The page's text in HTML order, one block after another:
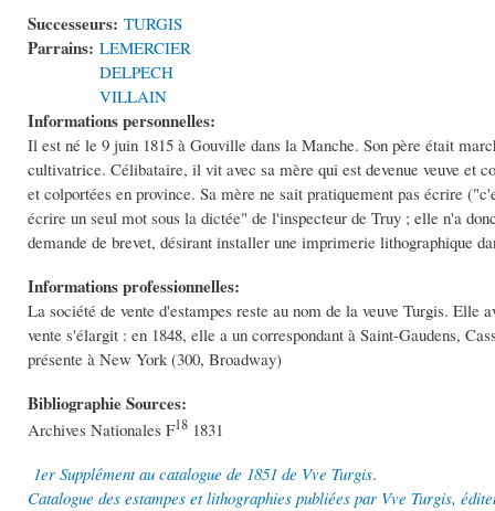
Successeurs: TURGIS
Parrains: LEMERCIER
DELPECH
VILLAIN
Informations personnelles:
Il est né le 9 juin 1815 à Gouville dans la Manche. Son père était
cultivatrice. Célibataire, il vit avec sa mère qui est devenue veuve et
et colportées en province. Sa mère ne sait pratiquement pas écrire
écrire un seul mot sous la dictée" de l'inspecteur de Truy ; elle n'a
demande de brevet, désirant installer une imprimerie lithographique
Informations professionnelles:
La société de vente d'estampes reste au nom de la veuve Turgis.
vente s'élargit : en 1848, elle a un correspondant à Saint-Gaudens,
présente à New York (300, Broadway)
Bibliographie Sources:
Archives Nationales F18 1831
1er Supplément au catalogue de 1851 de Vve Turgis.
Catalogue des estampes et lithographies publiées par Vve Turgis,